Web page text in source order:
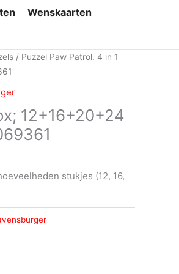
Wenskaarten
/ Puzzel Paw Patrol. 4 in 1
12+16+20+24
stukjes (12, 16,